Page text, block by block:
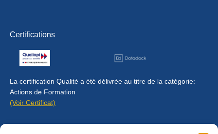
Certifications
La certification Qualité a été délivrée au titre de la catégorie:
Actions de Formation
(Voir Certificat)